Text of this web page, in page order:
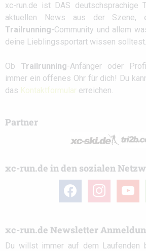
xc-run.de ist DAS deutschsprachige
aktuellen News aus der Szene,
Trailrunning-Community und allem
deine Lieblingssportart wissen solltest.
Ob Trailrunning-Anfänger oder
immer ein offenes Ohr für dich! Du
das Kontaktformular erreichen.
Partner
xc-run.de in den sozialen
facebook instagramyoutube
xc-run.de Newsletter
Du willst immer auf dem Laufenden